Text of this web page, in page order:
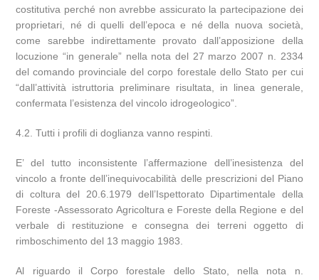
costitutiva perché non avrebbe assicurato la partecipazione dei
proprietari, né di quelli dell’epoca e né della nuova società,
come sarebbe indirettamente provato dall’apposizione della
locuzione “in generale” nella nota del 27 marzo 2007 n. 2334
del comando provinciale del corpo forestale dello Stato per cui
“dall’attività istruttoria preliminare risultata, in linea generale,
confermata l’esistenza del vincolo idrogeologico”.
4.2. Tutti i profili di doglianza vanno respinti.
E’ del tutto inconsistente l’affermazione dell’inesistenza del
vincolo a fronte dell’inequivocabilità delle prescrizioni del Piano
di coltura del 20.6.1979 dell’Ispettorato Dipartimentale della
Foreste -Assessorato Agricoltura e Foreste della Regione e del
verbale di restituzione e consegna dei terreni oggetto di
rimboschimento del 13 maggio 1983.
Al riguardo il Corpo forestale dello Stato, nella nota n.